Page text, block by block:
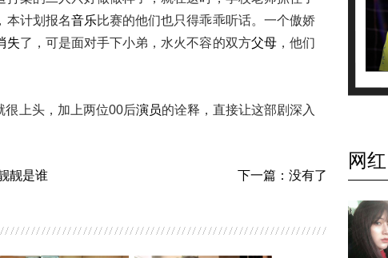
本计划报名音乐比赛的他们也只得乖乖听话。一个傲娇
失了，可是面对手下小弟，水火不容的双方父母，他们
很上头，加上两位00后演员的诠释，直接让这部剧深入
靓是谁 下一篇：没有了
网红